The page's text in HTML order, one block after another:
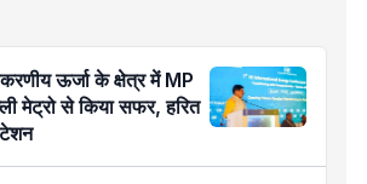
ऊर्जा के क्षेत्र में MP
मेट्रो से किया सफर, हरित